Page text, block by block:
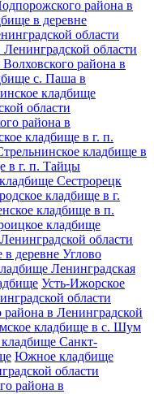
района в
в деревне
области
области
района в
с. Паша в
кладбище
области
района в
кладбище в г. п.
кладбище в
в г. п. Тайцы
Сестрорецк
кладбище в г.
кладбище в п.
кладбище
области
деревне Углово
Ленинградская
Усть-Ижорское
области
в Ленинградской
кладбище в с. Шум
Санкт-
Южное кладбище
области
района в